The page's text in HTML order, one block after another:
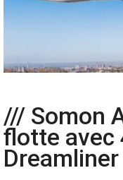
/// Somon
flotte avec